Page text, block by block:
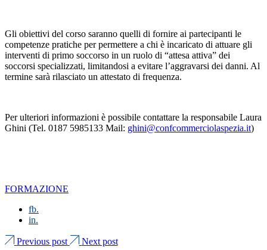
Gli obiettivi del corso saranno quelli di fornire ai partecipanti le
competenze pratiche per permettere a chi è incaricato di attuare gli
interventi di primo soccorso in un ruolo di “attesa attiva” dei
soccorsi specializzati, limitandosi a evitare l’aggravarsi dei danni. Al
termine sarà rilasciato un attestato di frequenza.
Per ulteriori informazioni è possibile contattare la responsabile Laura
Ghini (Tel. 0187 5985133 Mail: ghini@confcommerciolaspezia.it)
FORMAZIONE
fb.
in.
Previous post Next post